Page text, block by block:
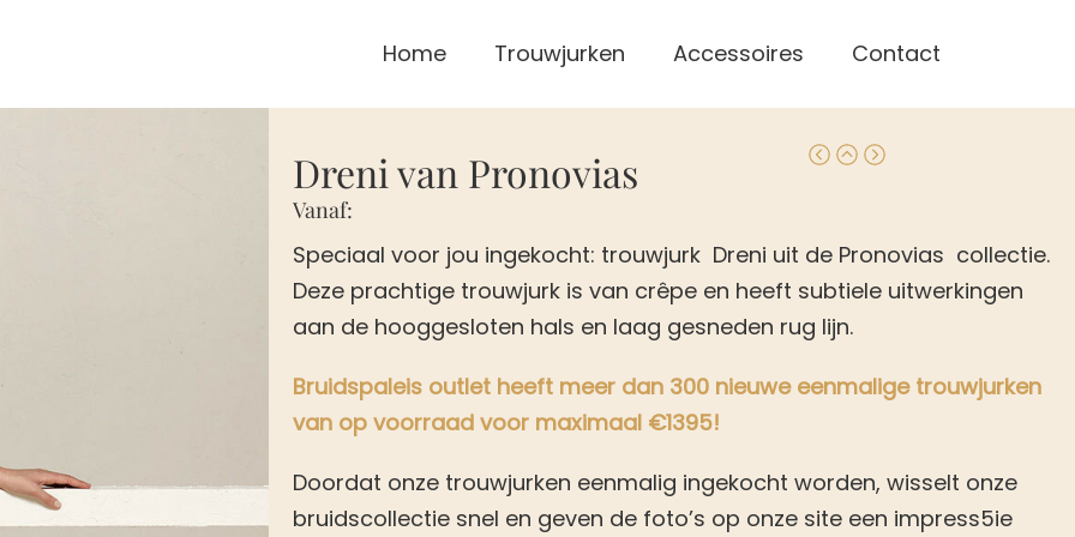
Home Trouwjurken Accessoires Contact
Dreni van Pronovias
Vanaf:
Speciaal voor jou ingekocht: trouwjurk Dreni uit de Pronovias collectie.
Deze prachtige trouwjurk is van crêpe en heeft subtiele uitwerkingen
aan de hooggesloten hals en laag gesneden rug lijn.
Bruidspaleis outlet heeft meer dan 300 nieuwe eenmalige trouwjurken
van op voorraad voor maximaal €1395!
Doordat onze trouwjurken eenmalig ingekocht worden, wisselt onze
bruidscollectie snel en geven de foto’s op onze site een impress5ie